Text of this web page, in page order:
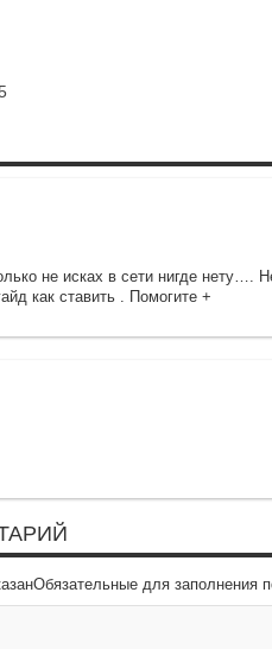
не исках в сети нигде нету….
как ставить . Помогите +
для заполнения